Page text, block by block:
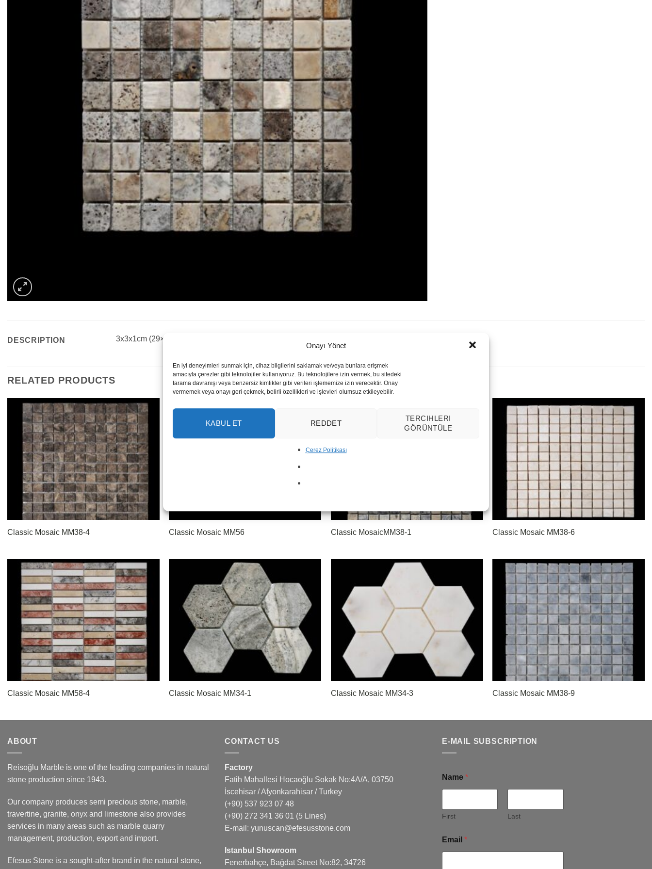
Onayı Yönet
En iyi deneyimleri sunmak için, cihaz bilgilerini saklamak ve/veya bunlara erişmek
amacıyla çerezler gibi teknolojiler kullanıyoruz. Bu teknolojilere izin vermek, bu sitedeki
tarama davranışı veya benzersiz kimlikler gibi verileri işlememize izin verecektir. Onay
vermemek veya onayı geri çekmek, belirli özellikleri ve işlevleri olumsuz etkileyebilir.
KABUL ET REDDET
TERCIHLERI
GÖRÜNTÜLE
Çerez Politikası
DESCRIPTION 3x3x1cm (29×29)
RELATED PRODUCTS
Classic Mosaic MM38-4 Classic Mosaic MM56 Classic MosaicMM38-1 Classic Mosaic MM38-6
Classic Mosaic MM58-4 Classic Mosaic MM34-1 Classic Mosaic MM34-3 Classic Mosaic MM38-9
ABOUT
Reisoğlu Marble is one of the leading companies in natural
stone production since 1943.
Our company produces semi precious stone, marble,
travertine, granite, onyx and limestone also provides
services in many areas such as marble quarry
management, production, export and import.
Efesus Stone is a sought-after brand in the natural stone,
CONTACT US
Factory
Fatih Mahallesi Hocaoğlu Sokak No:4A/A, 03750
İscehisar / Afyonkarahisar / Turkey
(+90) 537 923 07 48
(+90) 272 341 36 01 (5 Lines)
E-mail: yunuscan@efesusstone.com
Istanbul Showroom
Fenerbahçe, Bağdat Street No:82, 34726
E-MAIL SUBSCRIPTION
Name *
First Last
Email *